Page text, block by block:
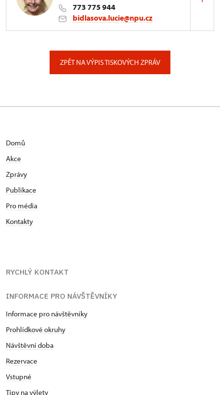
773 775 944
bidlasova.lucie@npu.cz
ZPĚT NA VÝPIS TISKOVÝCH ZPRÁV
Domů
Akce
Zprávy
Publikace
Pro média
Kontakty
RYCHLÝ KONTAKT
INFORMACE PRO NÁVŠTĚVNÍKY
Informace pro návštěvníky
Prohlídkové okruhy
Návštěvní doba
Rezervace
Vstupné
Tipy na výlety